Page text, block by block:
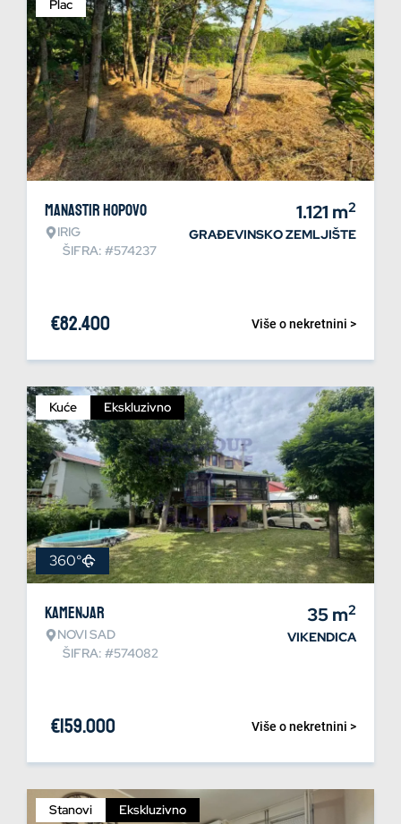
Plac
Manastir Hopovo
IRIG
ŠIFRA: #574237
1.121 m2
GRAĐEVINSKO ZEMLJIŠTE
Više o nekretnini >
€82.400
Kuće Ekskluzivno
360°
Kamenjar
NOVI SAD
ŠIFRA: #574082
35m2
VIKENDICA
Više o nekretnini >
€159.000
Stanovi Ekskluzivno